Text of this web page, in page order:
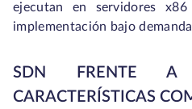
ejecutan en servidores
implementación bajo
SDN FRENTE A
CARACTERÍSTICAS